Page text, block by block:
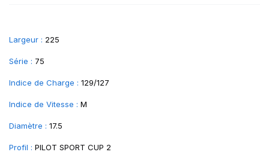
Largeur : 225
Série : 75
Indice de Charge : 129/127
Indice de Vitesse : M
Diamètre : 17.5
Profil : PILOT SPORT CUP 2